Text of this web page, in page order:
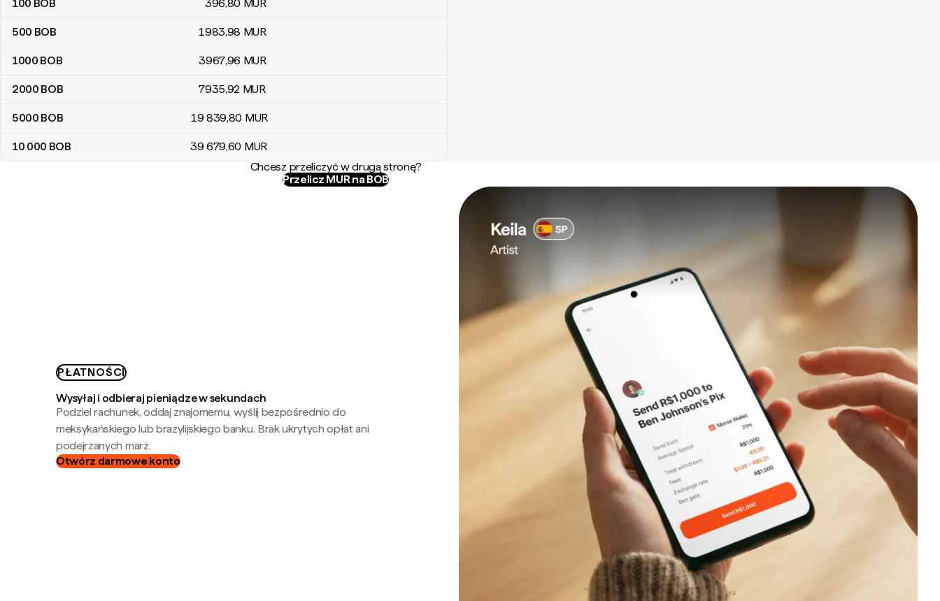
100 BOB 396,80 MUR
500 BOB 1983,98 MUR
1000 BOB 3967,96 MUR
2000 BOB 7935,92 MUR
5000 BOB 19 839,80 MUR
10 000 BOB 39 679,60 MUR
Chcesz przeliczyć w drugą stronę?
Przelicz MUR na BOB
PŁATNOŚCI
Wysyłaj i odbieraj pieniądze w sekundach
Podziel rachunek, oddaj znajomemu, wyślij bezpośrednio do
meksykańskiego lub brazylijskiego banku. Brak ukrytych opłat ani
podejrzanych marż.
Otwórz darmowe konto